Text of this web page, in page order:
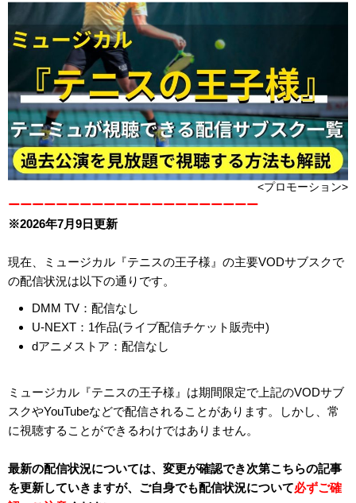
<プロモーション>
ーーーーーーーーーーーーーーーーーーーーー
※2026年7月9日更新
現在、ミュージカル『テニスの王子様』の主要VODサブスクで
の配信状況は以下の通りです。
DMM TV：配信なし
U-NEXT：1作品(ライブ配信チケット販売中)
dアニメストア：配信なし
ミュージカル『テニスの王子様』は期間限定で上記のVODサブ
スクやYouTubeなどで配信されることがあります。しかし、常
に視聴することができるわけではありません。
最新の配信状況については、変更が確認でき次第こちらの記事
を更新していきますが、ご自身でも配信状況について必ずご確